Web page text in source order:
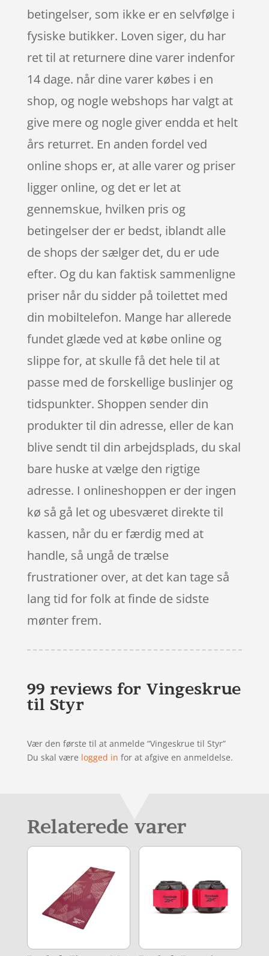
betingelser, som ikke er en selvfølge i
fysiske butikker. Loven siger, du har
ret til at returnere dine varer indenfor
14 dage. når dine varer købes i en
shop, og nogle webshops har valgt at
give mere og nogle giver endda et helt
års returret. En anden fordel ved
online shops er, at alle varer og priser
ligger online, og det er let at
gennemskue, hvilken pris og
betingelser der er bedst, iblandt alle
de shops der sælger det, du er ude
efter. Og du kan faktisk sammenligne
priser når du sidder på toilettet med
din mobiltelefon. Mange har allerede
fundet glæde ved at købe online og
slippe for, at skulle få det hele til at
passe med de forskellige buslinjer og
tidspunkter. Shoppen sender din
produkter til din adresse, eller de kan
blive sendt til din arbejdsplads, du skal
bare huske at vælge den rigtige
adresse. I onlineshoppen er der ingen
kø så gå let og ubesværet direkte til
kassen, når du er færdig med at
handle, så ungå de trælse
frustrationer over, at det kan tage så
lang tid for folk at finde de sidste
mønter frem.
99 reviews for Vingeskrue
til Styr
Vær den første til at anmelde “Vingeskrue til Styr”
Du skal være logged in for at afgive en anmeldelse.
Relaterede varer